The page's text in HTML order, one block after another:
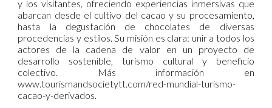
y los visitantes, ofreciendo experiencias inmersivas que
abarcan desde el cultivo del cacao y su procesamiento,
hasta la degustación de chocolates de diversas
procedencias y estilos. Su misión es clara: unir a todos los
actores de la cadena de valor en un proyecto de
desarrollo sostenible, turismo cultural y beneficio
colectivo. Más información en
www.tourismandsocietytt.com/red-mundial-turismo-
cacao-y-derivados.